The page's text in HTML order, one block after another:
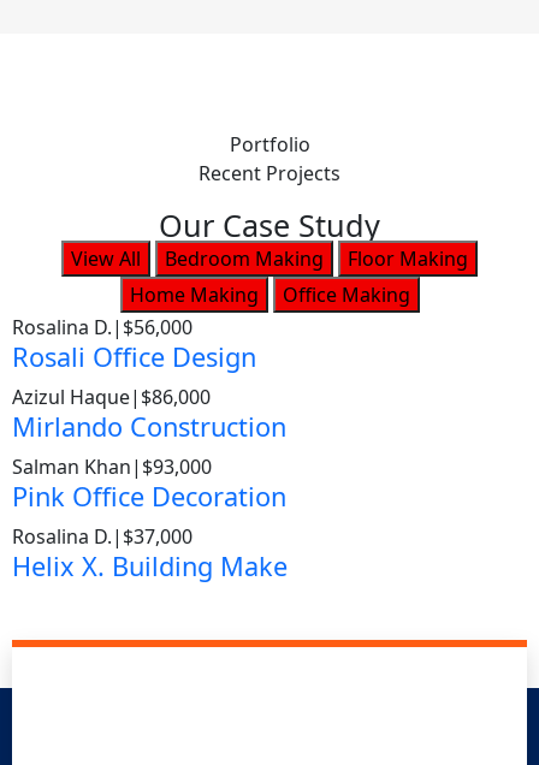
Portfolio
Recent Projects
Our Case Study
View All Bedroom Making
Floor Making
Home Making
Office Making
Rosalina D.| $56,000
Rosali Office Design
Azizul Haque| $86,000
Mirlando Construction
Salman Khan| $93,000
Pink Office Decoration
Rosalina D.| $37,000
Helix X. Building Make